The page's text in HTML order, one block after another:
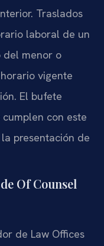
Traslados
laboral de un
del menor o
vigente
El bufete
con este
presentación de
Of Counsel
de Law Offices